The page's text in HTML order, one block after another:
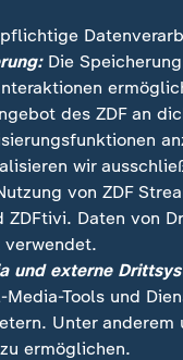
Entlastungen
und Öl
Die
des ZDF an
wir
von ZDF
ZDFtivi. Daten von
verwendet.
und externe
Media-Tools und
Unter anderem
ermöglichen.